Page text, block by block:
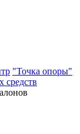
"Точка опоры"
средств